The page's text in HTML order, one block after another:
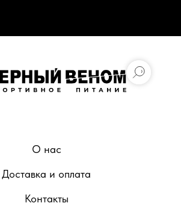
О нас
Доставка и оплата
Контакты